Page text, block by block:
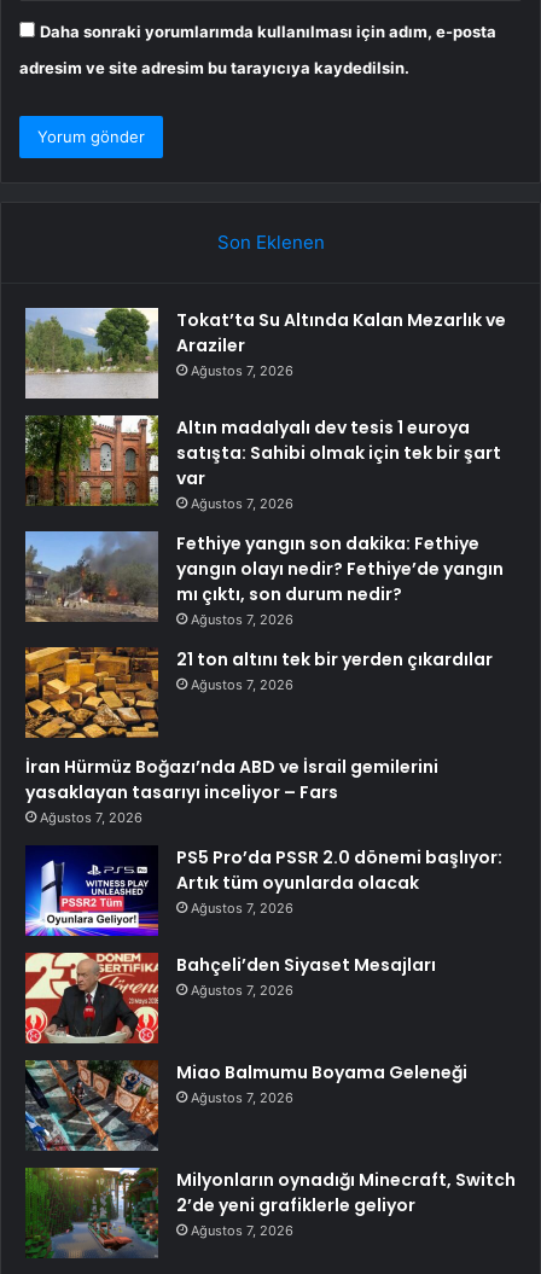
Daha sonraki yorumlarımda kullanılması için adım, e-posta
adresim ve site adresim bu tarayıcıya kaydedilsin.
Son Eklenen
Tokat’ta Su Altında Kalan Mezarlık ve
Araziler
Ağustos 7, 2026
Altın madalyalı dev tesis 1 euroya
satışta: Sahibi olmak için tek bir şart
var
Ağustos 7, 2026
Fethiye yangın son dakika: Fethiye
yangın olayı nedir? Fethiye’de yangın
mı çıktı, son durum nedir?
Ağustos 7, 2026
21 ton altını tek bir yerden çıkardılar
Ağustos 7, 2026
İran Hürmüz Boğazı’nda ABD ve İsrail gemilerini
yasaklayan tasarıyı inceliyor – Fars
Ağustos 7, 2026
PS5 Pro’da PSSR 2.0 dönemi başlıyor:
Artık tüm oyunlarda olacak
Ağustos 7, 2026
Bahçeli’den Siyaset Mesajları
Ağustos 7, 2026
Miao Balmumu Boyama Geleneği
Ağustos 7, 2026
Milyonların oynadığı Minecraft, Switch
2’de yeni grafiklerle geliyor
Ağustos 7, 2026